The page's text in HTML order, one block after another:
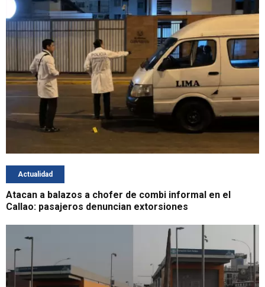
Actualidad
Atacan a balazos a chofer de combi informal en el
Callao: pasajeros denuncian extorsiones